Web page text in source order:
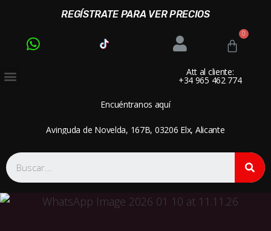
REGÍSTRATE PARA VER PRECIOS
Att al cliente:
+34 965 462 774
Encuéntranos aquí
Avinguda de Novelda, 167B, 03206 Elx, Alicante